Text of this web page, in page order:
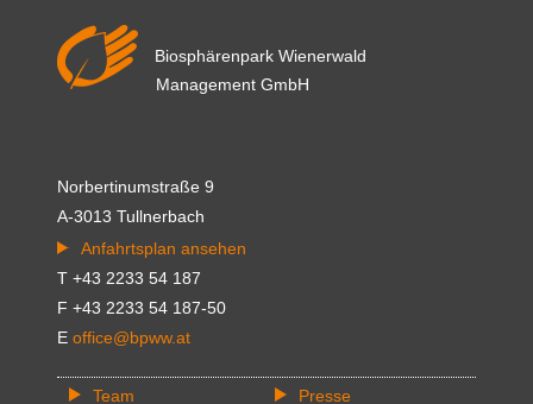
Biosphärenpark Wienerwald
Management GmbH
Norbertinumstraße 9
A-3013 Tullnerbach
Anfahrtsplan ansehen
T +43 2233 54 187
F +43 2233 54 187-50
E office@bpww.at
Team
Presse